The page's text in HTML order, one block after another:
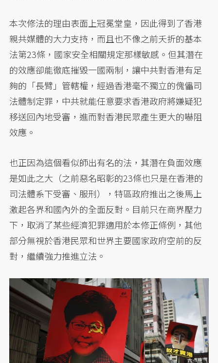
本次修法的理由表面上冠冕堂皇，因此得到了香港
親共媒體的大力支持，而且也不像之前夭折的基本
法第23條，國家安全相關規定那樣敏感。但其潛在
的效應卻能徹底摧毀一國兩制，讓中共對香港有足
夠的「長臂」管轄權，經過香港毫不獨立的傀儡司
法體制定罪，中共就能任意要求香港政府將嫌疑犯
移送回內地受審，進而對香港民眾產生更大的嚇阻
效應。
也正因為這個看似師出有名的法，其潛在負面效應
是如此之大（之前惡名昭彰的23條也只是在香港的
司法體系下受審、服刑），特區政府推出之後馬上
激起各界和國內外的全面反對。目前只在商界壓力
下，取消了某些經濟犯罪適用於本修正條例，其他
部分無視於香港民眾和世界主要國家政府空前的反
對，繼續強力推進立法。